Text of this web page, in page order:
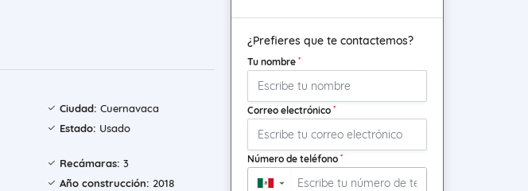
Ciudad: Cuernavaca
Estado: Usado
Recámaras: 3
Año construcción: 2018
¿Prefieres que te contactemos?
Tu nombre *
Correo electrónico *
Número de teléfono *
▼